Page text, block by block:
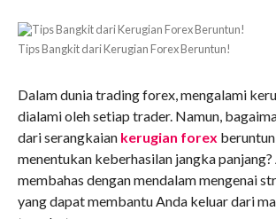
Tips Bangkit dari Kerugian Forex Beruntun!
Dalam dunia trading forex, mengalami
dialami oleh setiap trader. Namun,
dari serangkaian kerugian forex
menentukan keberhasilan jangka
membahas dengan mendalam mengenai
yang dapat membantu Anda keluar dari